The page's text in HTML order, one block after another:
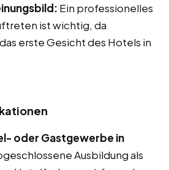
Ein professionelles
ist wichtig, da
erste Gesicht des Hotels in
oder Gastgewerbe in
Ausbildung als